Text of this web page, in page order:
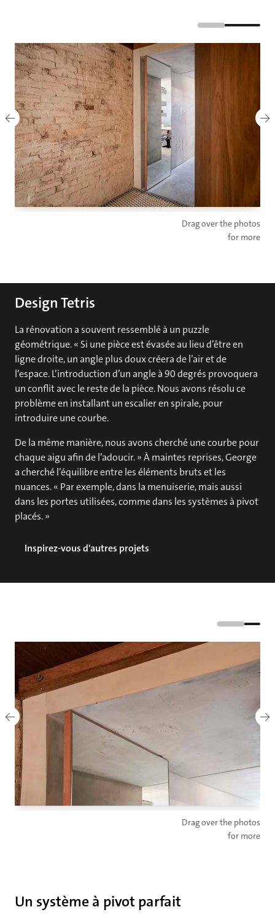
Drag over the photos
for more
Design Tetris
La rénovation a souvent ressemblé à un puzzle
géométrique. « Si une pièce est évasée au lieu d’être en
ligne droite, un angle plus doux créera de l’air et de
l’espace. L’introduction d’un angle à 90 degrés provoquera
un conflit avec le reste de la pièce. Nous avons résolu ce
problème en installant un escalier en spirale, pour
introduire une courbe.
De la même manière, nous avons cherché une courbe pour
chaque aigu afin de l’adoucir. » À maintes reprises, George
a cherché l’équilibre entre les éléments bruts et les
nuances. « Par exemple, dans la menuiserie, mais aussi
dans les portes utilisées, comme dans les systèmes à pivot
placés. »
Inspirez-vous d'autres projets
Drag over the photos
for more
Un système à pivot parfait